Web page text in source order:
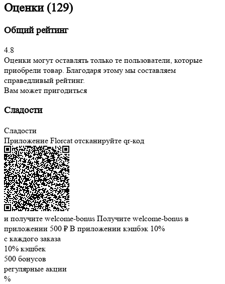
Оценки (129)
Общий рейтинг
4.8
Оценки могут оставлять только те пользователи, которые
приобрели товар. Благодаря этому мы составляем
справедливый рейтинг.
Вам может пригодиться
Сладости
Сладости
Приложение Florcat отсканируйте qr-код
и получите welcome-bonus Получите welcome-bonus в
приложении 500 ₽ В приложении кэшбэк 10%
с каждого заказа
10% кэшбек
500 бонусов
регулярные акции
%